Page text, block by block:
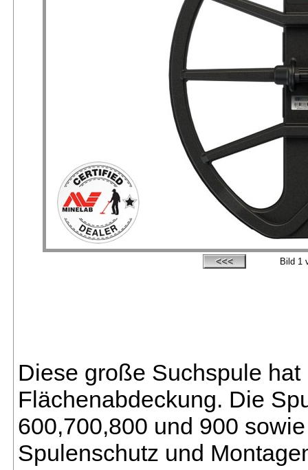
Bild 1
Diese große Suchspule
Flächenabdeckung. Die
600,700,800 und 900
Spulenschutz und